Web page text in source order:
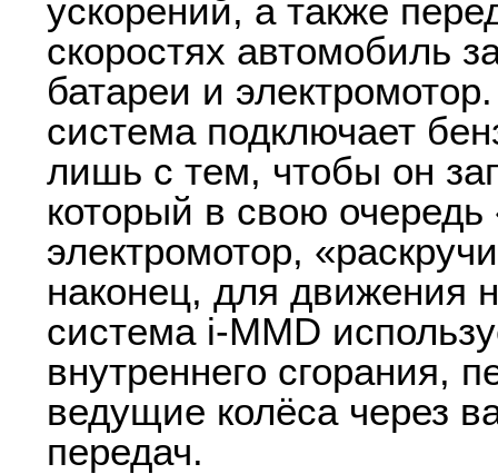
ускорений, а также
скоростях автомобиль
батареи и
система подключает
лишь с тем, чтобы он
который в свою очередь
электромотор,
наконец, для движения
система i-MMD
внутреннего сгорания,
ведущие колёса через
передач.